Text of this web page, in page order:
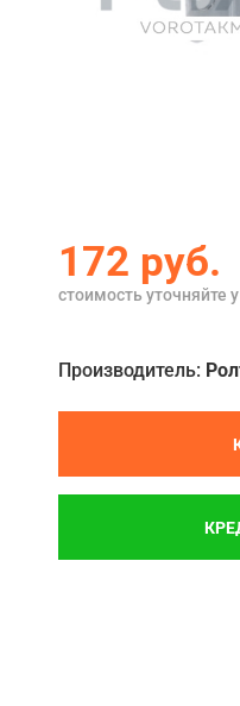
Контакты
172 руб.
стоимость уточняйте
Производитель: